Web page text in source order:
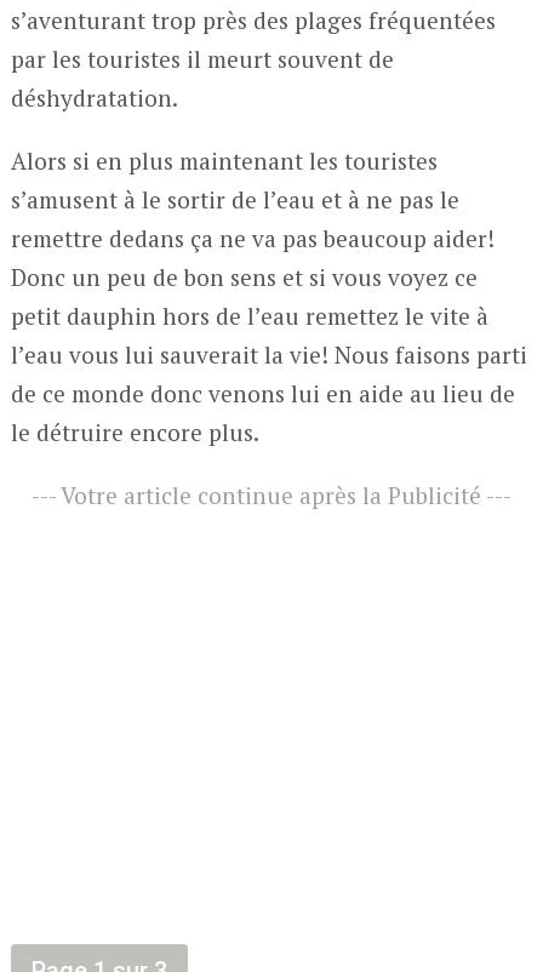
s’aventurant trop près des plages fréquentées
par les touristes il meurt souvent de
déshydratation.
Alors si en plus maintenant les touristes
s’amusent à le sortir de l’eau et à ne pas le
remettre dedans ça ne va pas beaucoup aider!
Donc un peu de bon sens et si vous voyez ce
petit dauphin hors de l’eau remettez le vite à
l’eau vous lui sauverait la vie! Nous faisons parti
de ce monde donc venons lui en aide au lieu de
le détruire encore plus.
--- Votre article continue après la Publicité ---